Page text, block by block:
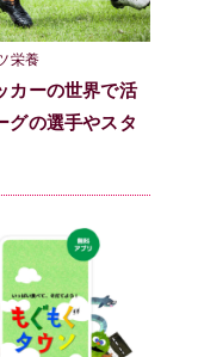
栄養
カーの世界で活
の選手やスタ